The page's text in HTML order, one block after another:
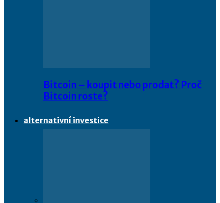
Bitcoin – koupit nebo prodat? Proč
Bitcoin roste?
alternativní investice